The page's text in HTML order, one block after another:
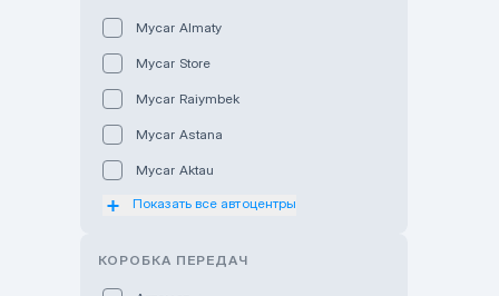
Mycar Almaty
Mycar Store
Mycar Raiymbek
Mycar Astana
Mycar Aktau
Mycar Uralsk
Показать все автоцентры
КОРОБКА ПЕРЕДАЧ